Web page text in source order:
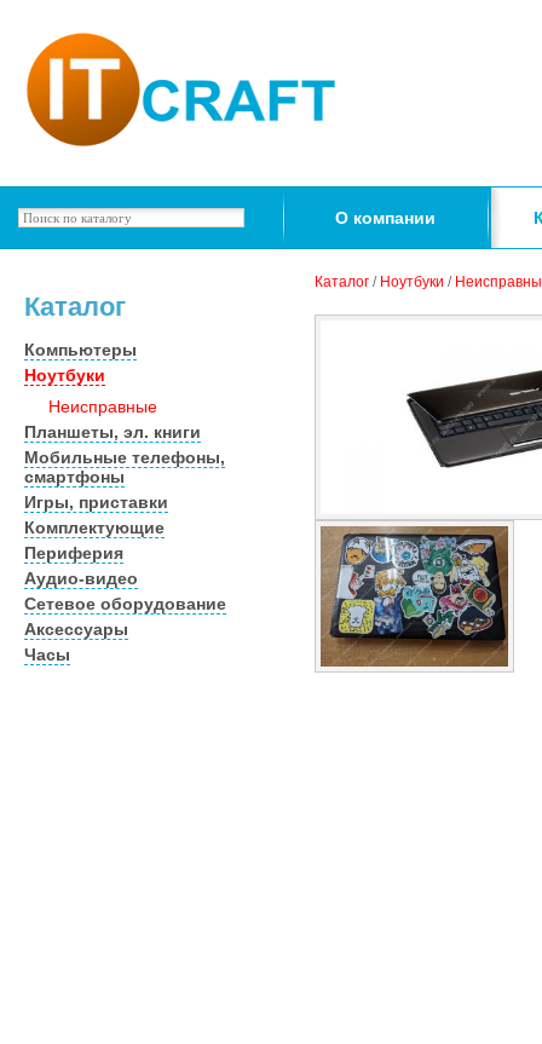
О компании
Каталог
Компьютеры
Ноутбуки
Неисправные
Планшеты, эл. книги
Мобильные телефоны,
смартфоны
Игры, приставки
Комплектующие
Периферия
Аудио-видео
Сетевое оборудование
Аксессуары
Часы
Каталог / Ноутбуки /